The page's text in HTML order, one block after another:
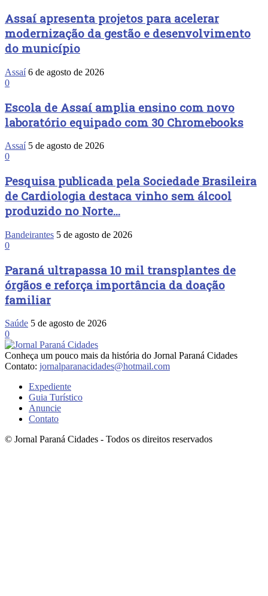
Assaí apresenta projetos para acelerar
modernização da gestão e desenvolvimento
do município
Assaí 6 de agosto de 2026
0
Escola de Assaí amplia ensino com novo
laboratório equipado com 30 Chromebooks
Assaí 5 de agosto de 2026
0
Pesquisa publicada pela Sociedade Brasileira
de Cardiologia destaca vinho sem álcool
produzido no Norte...
Bandeirantes 5 de agosto de 2026
0
Paraná ultrapassa 10 mil transplantes de
órgãos e reforça importância da doação
familiar
Saúde 5 de agosto de 2026
0
Conheça um pouco mais da história do Jornal Paraná Cidades
Contato: jornalparanacidades@hotmail.com
Expediente
Guia Turístico
Anuncie
Contato
© Jornal Paraná Cidades - Todos os direitos reservados